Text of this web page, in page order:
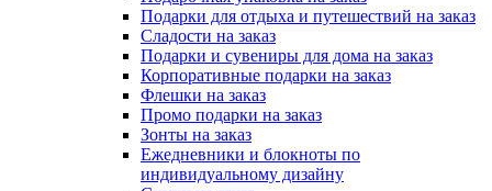
Подарки для отдыха и путешествий на заказ
Сладости на заказ
Подарки и сувениры для дома на заказ
Корпоративные подарки на заказ
Флешки на заказ
Промо подарки на заказ
Зонты на заказ
Ежедневники и блокноты по
индивидуальному дизайну